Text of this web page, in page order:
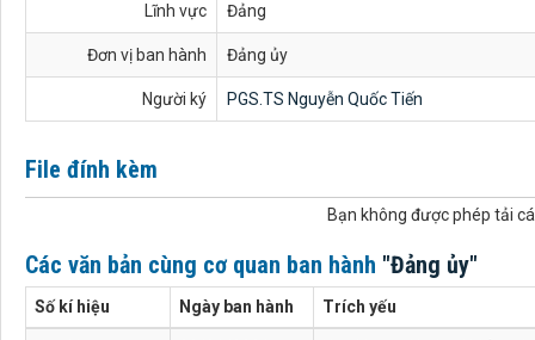
Lĩnh vực Đảng
Đơn vị ban hành Đảng ủy
Người ký PGS.TS Nguyễn Quốc Tiến
File đính kèm
Bạn không được phép tải
Các văn bản cùng cơ quan ban hành "Đảng ủy"
Số kí hiệu Ngày ban hành Trích yếu